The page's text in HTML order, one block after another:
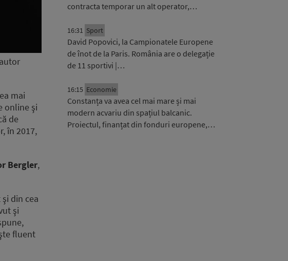
mai
online şi
de
în 2017,
Bergler,
din cea
şi
fluent
contracta temporar un alt operator,…
16:31 Sport
David Popovici, la Campionatele Europene
de înot de la Paris. România are o delegație
de 11 sportivi |…
16:15 Economie
Constanța va avea cel mai mare și mai
modern acvariu din spațiul balcanic.
Proiectul, finanțat din fonduri europene,…